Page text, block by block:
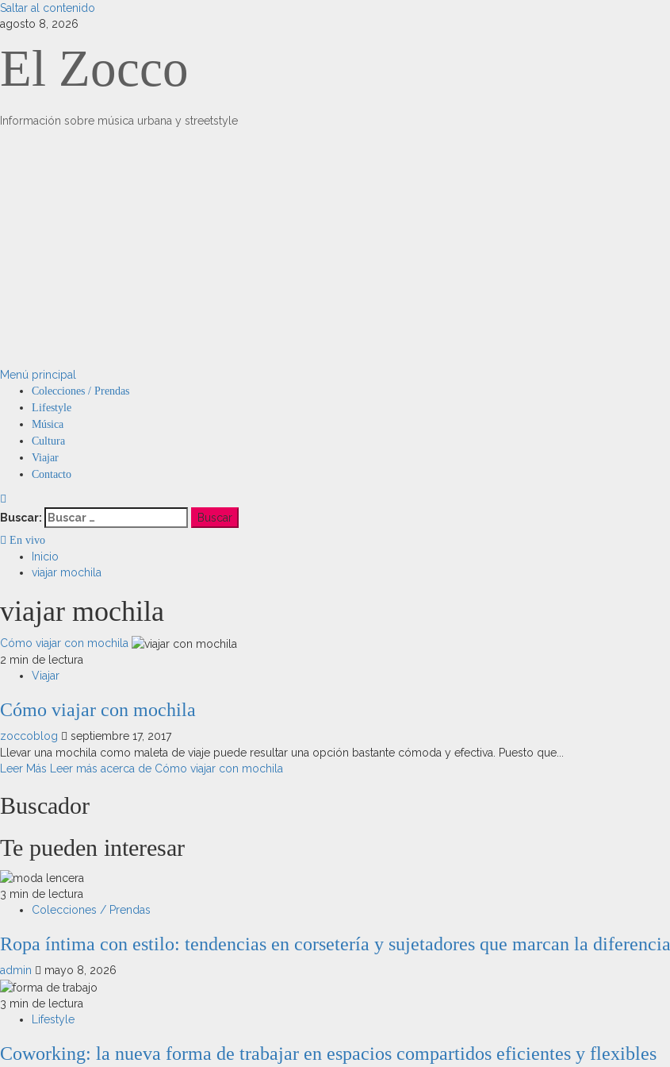
Saltar al contenido
agosto 8, 2026
El Zocco
Información sobre música urbana y streetstyle
Menú principal
Colecciones / Prendas
Lifestyle
Música
Cultura
Viajar
Contacto
Buscar:
En vivo
Inicio
viajar mochila
viajar mochila
Cómo viajar con mochila
2 min de lectura
Viajar
Cómo viajar con mochila
zoccoblog
septiembre 17, 2017
Llevar una mochila como maleta de viaje puede resultar una opción bastante cómoda y efectiva. Puesto que...
Leer Más Leer más acerca de Cómo viajar con mochila
Buscador
Te pueden interesar
3 min de lectura
Colecciones / Prendas
Ropa íntima con estilo: tendencias en corsetería y sujetadores que marcan la diferencia
admin mayo 8, 2026
3 min de lectura
Lifestyle
Coworking: la nueva forma de trabajar en espacios compartidos eficientes y flexibles